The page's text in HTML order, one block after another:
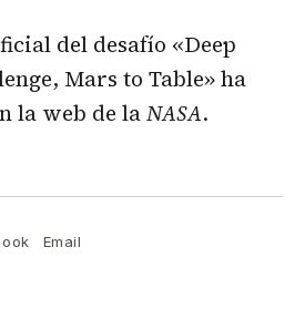
del desafío «Deep
Mars to Table» ha
la web de laNASA.
Email